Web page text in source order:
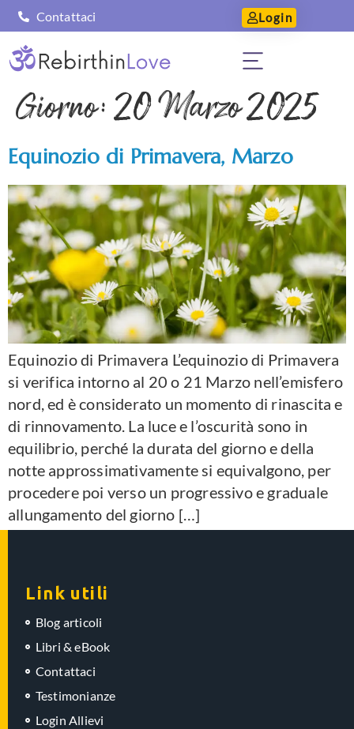
Contattaci Login
Giorno:20 Marzo 2025
Equinozio di Primavera, Marzo
Equinozio di Primavera L’equinozio di Primavera
si verifica intorno al 20 o 21 Marzo nell’emisfero
nord, ed è considerato un momento di rinascita e
di rinnovamento. La luce e l’oscurità sono in
equilibrio, perché la durata del giorno e della
notte approssimativamente si equivalgono, per
procedere poi verso un progressivo e graduale
allungamento del giorno […]
Link utili
Blog articoli
Libri & eBook
Contattaci
Testimonianze
Login Allievi